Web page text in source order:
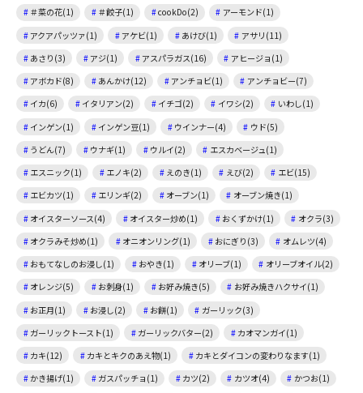
＃菜の花(1) ＃餃子(1) cookDo(2)
アーモンド(1)
アクアパッツァ(1)
アケビ(1) あけび(1)
アサリ(11)
あさり(3)
アジ(1) アスパラガス(16)
アヒージョ(1)
アボカド(8)
あんかけ(12) アンチョビ(1)
アンチョビー(7)
イカ(6)
イタリアン(2) イチゴ(2) イワシ(2)
いわし(1)
インゲン(1)
インゲン豆(1) ウインナー(4)
ウド(5)
うどん(7)
ウナギ(1) ウルイ(2)
エスカベージュ(1)
エスニック(1)
エノキ(2) えのき(1) えび(2)
エビ(15)
エビカツ(1)
エリンギ(2) オーブン(1)
オーブン焼き(1)
オイスターソース(4)
オイスター炒め(1) おくずかけ(1)
オクラ(3)
オクラみそ炒め(1)
オニオンリング(1) おにぎり(3)
オムレツ(4)
おもてなしのお浸し(1)
おやき(1) オリーブ(1)
オリーブオイル(2)
オレンジ(5)
お刺身(1) お好み焼き(5)
お好み焼きハクサイ(1)
お正月(1)
お浸し(2) お餅(1)
ガーリック(3)
ガーリックトースト(1)
ガーリックバター(2)
カオマンガイ(1)
カキ(12)
カキとキクのあえ物(1)
カキとダイコンの変わりなます(1)
かき揚げ(1)
ガスパッチョ(1) カツ(2) カツオ(4)
かつお(1)